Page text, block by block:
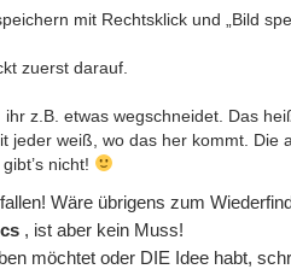
mit Rechtsklick und „Bild
zuerst darauf.
z.B. etwas wegschneidet. Das
jeder weiß, wo das her kommt. Die
nicht!
Wäre übrigens zum
, ist aber kein Muss!
möchtet oder DIE Idee habt,